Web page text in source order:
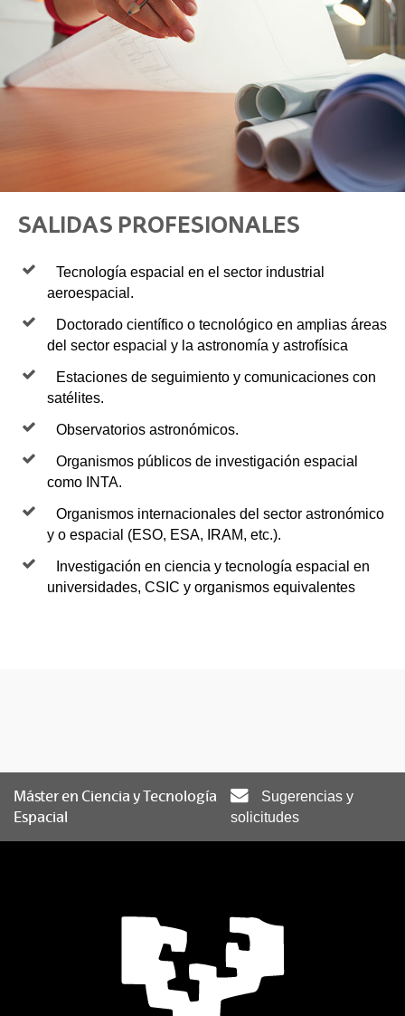
SALIDAS PROFESIONALES
Tecnología espacial en el sector industrial
aeroespacial.
Doctorado científico o tecnológico en amplias áreas
del sector espacial y la astronomía y astrofísica
Estaciones de seguimiento y comunicaciones con
satélites.
Observatorios astronómicos.
Organismos públicos de investigación espacial
como INTA.
Organismos internacionales del sector astronómico
y o espacial (ESO, ESA, IRAM, etc.).
Investigación en ciencia y tecnología espacial en
universidades, CSIC y organismos equivalentes
Máster en Ciencia y Tecnología
Espacial
Sugerencias y
solicitudes